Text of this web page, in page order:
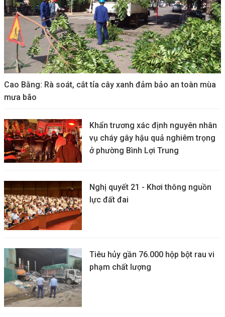
Cao Bằng: Rà soát, cắt tỉa cây xanh đảm bảo an toàn mùa
mưa bão
Khẩn trương xác định nguyên nhân
vụ cháy gây hậu quả nghiêm trọng
ở phường Bình Lợi Trung
Nghị quyết 21 - Khơi thông nguồn
lực đất đai
Tiêu hủy gần 76.000 hộp bột rau vi
phạm chất lượng